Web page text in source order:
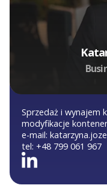
Sprzedaż i wynajem
modyfikacje
e-mail:
tel: +48 799 061 967